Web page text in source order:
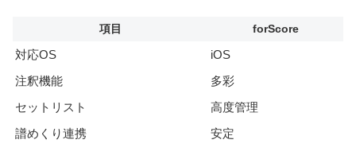
項目 forScore
対応OS
iOS
注釈機能
多彩
セットリスト
高度管理
譜めくり連携
安定